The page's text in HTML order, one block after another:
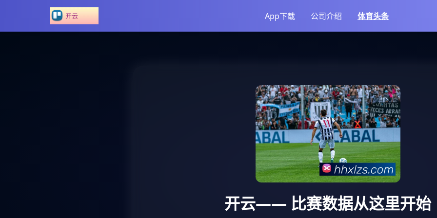
App下载 公司介绍 体育头条
开云—— 比赛数据从这里开始